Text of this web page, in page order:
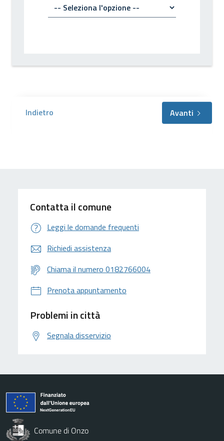
Indietro Avanti
Contatta il comune
Leggi le domande frequenti
Richiedi assistenza
Chiama il numero 0182766004
Prenota appuntamento
Problemi in città
Segnala disservizio
Comune di Onzo